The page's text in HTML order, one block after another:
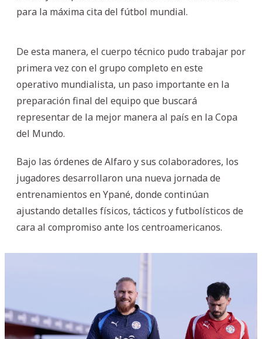
para la máxima cita del fútbol mundial.
De esta manera, el cuerpo técnico pudo trabajar por
primera vez con el grupo completo en este
operativo mundialista, un paso importante en la
preparación final del equipo que buscará
representar de la mejor manera al país en la Copa
del Mundo.
Bajo las órdenes de Alfaro y sus colaboradores, los
jugadores desarrollaron una nueva jornada de
entrenamientos en Ypané, donde continúan
ajustando detalles físicos, tácticos y futbolísticos de
cara al compromiso ante los centroamericanos.